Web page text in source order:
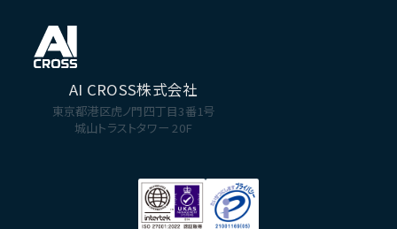
AI CROSS株式会社
東京都港区虎ノ門四丁目3番1号
城山トラストタワー 20F